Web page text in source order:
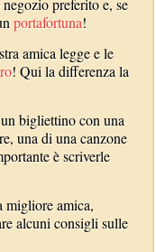
preferito e, se
portafortuna!
amica legge e le
! Qui la differenza la
bigliettino con una
una di una canzone
è scriverle
migliore amica,
alcuni consigli sulle